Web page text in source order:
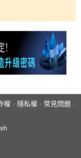
權 · 隱私權 · 常見問題 ·